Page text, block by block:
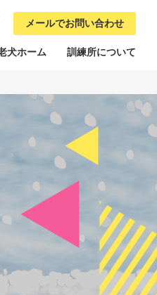
メールでお問い合わせ
犬ホーム 訓練所について